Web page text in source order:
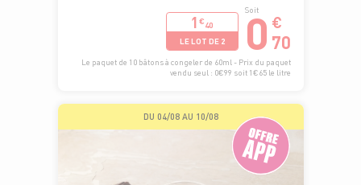
1€40
LE LOT DE 2
Soit
0 €
70
Le paquet de 10 bâtons à congeler de 60ml - Prix du paquet
vendu seul : 0€99 soit 1€65 le litre
DU 04/08 AU 10/08